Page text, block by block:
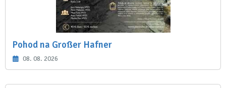
Pohod na Großer Hafner
08. 08. 2026